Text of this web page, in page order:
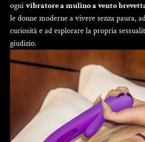
ognivibratore a mulino a vento
le donne moderne a vivere senza paura,
curiosità e ad esplorare la propria
giudizio.